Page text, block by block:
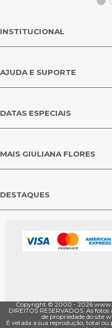
INSTITUCIONAL
AJUDA E SUPORTE
DATAS ESPECIAIS
MAIS GIULIANA FLORES
DESTAQUES
Copyright © 2000 - ­2026
DIREITOS RESERVADOS. As
de propriedade do site
É vetada a sua reprodução, total ou